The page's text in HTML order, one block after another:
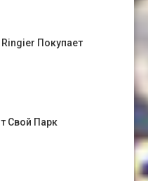
Покупает
Свой Парк